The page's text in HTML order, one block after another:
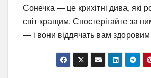
Сонечка — це крихітні дива, які
світ кращим. Спостерігайте за
— і вони віддячать вам